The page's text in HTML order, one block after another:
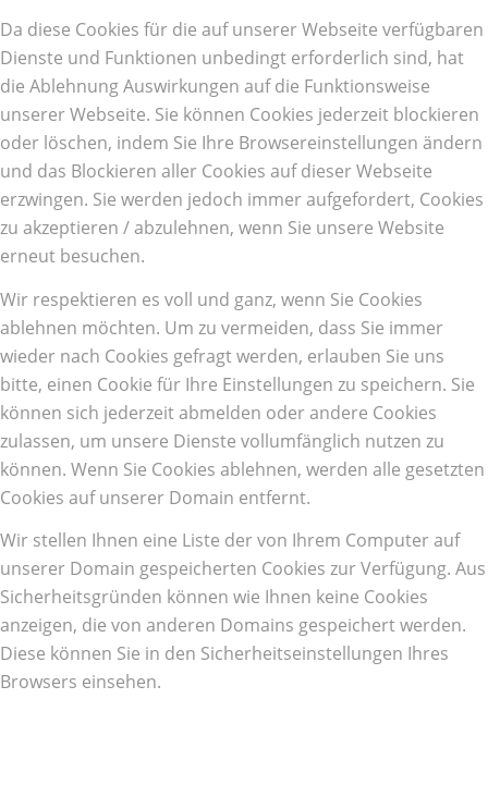
Da diese Cookies für die auf unserer Webseite verfügbaren
Dienste und Funktionen unbedingt erforderlich sind, hat
die Ablehnung Auswirkungen auf die Funktionsweise
unserer Webseite. Sie können Cookies jederzeit blockieren
oder löschen, indem Sie Ihre Browsereinstellungen ändern
und das Blockieren aller Cookies auf dieser Webseite
erzwingen. Sie werden jedoch immer aufgefordert, Cookies
zu akzeptieren / abzulehnen, wenn Sie unsere Website
erneut besuchen.
Wir respektieren es voll und ganz, wenn Sie Cookies
ablehnen möchten. Um zu vermeiden, dass Sie immer
wieder nach Cookies gefragt werden, erlauben Sie uns
bitte, einen Cookie für Ihre Einstellungen zu speichern. Sie
können sich jederzeit abmelden oder andere Cookies
zulassen, um unsere Dienste vollumfänglich nutzen zu
können. Wenn Sie Cookies ablehnen, werden alle gesetzten
Cookies auf unserer Domain entfernt.
Wir stellen Ihnen eine Liste der von Ihrem Computer auf
unserer Domain gespeicherten Cookies zur Verfügung. Aus
Sicherheitsgründen können wie Ihnen keine Cookies
anzeigen, die von anderen Domains gespeichert werden.
Diese können Sie in den Sicherheitseinstellungen Ihres
Browsers einsehen.